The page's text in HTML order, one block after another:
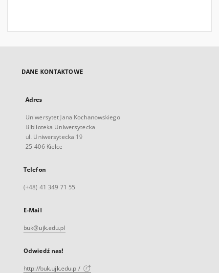
DANE KONTAKTOWE
Adres
Uniwersytet Jana Kochanowskiego
Biblioteka Uniwersytecka
ul. Uniwersytecka 19
25-406 Kielce
Telefon
(+48) 41 349 71 55
E-Mail
buk@ujk.edu.pl
Odwiedź nas!
http://buk.ujk.edu.pl/